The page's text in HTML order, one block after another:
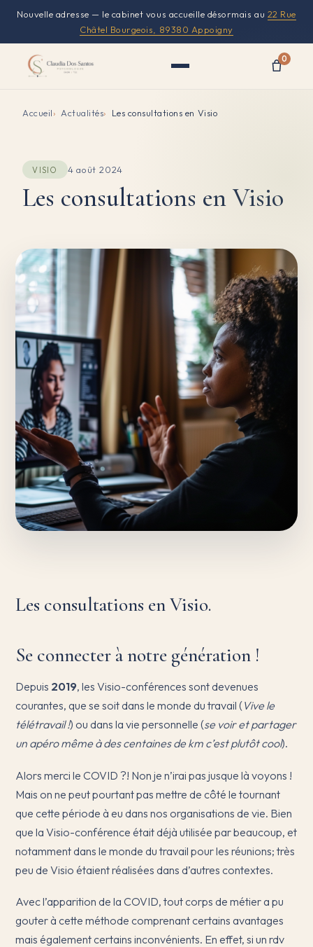
Nouvelle adresse — le cabinet vous accueille désormais au 22 Rue
Châtel Bourgeois, 89380 Appoigny
0
Accueil Actualités Les consultations en Visio
VISIO 4 août 2024
Les consultations en Visio
Les consultations en Visio.
Se connecter à notre génération !
Depuis 2019, les Visio-conférences sont devenues
courantes, que se soit dans le monde du travail (Vive le
télétravail !) ou dans la vie personnelle (se voir et partager
un apéro même à des centaines de km c’est plutôt cool).
Alors merci le COVID ?! Non je n’irai pas jusque là voyons !
Mais on ne peut pourtant pas mettre de côté le tournant
que cette période à eu dans nos organisations de vie. Bien
que la Visio-conférence était déjà utilisée par beaucoup, et
notamment dans le monde du travail pour les réunions; très
peu de Visio étaient réalisées dans d’autres contextes.
Avec l’apparition de la COVID, tout corps de métier a pu
gouter à cette méthode comprenant certains avantages
mais également certains inconvénients. En effet, si un rdv